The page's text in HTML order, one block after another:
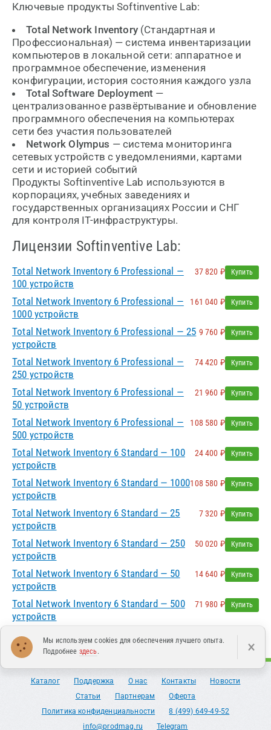
Ключевые продукты Softinventive Lab:
Total Network Inventory(Стандартная и
Профессиональная) — система инвентаризации
компьютеров в локальной сети: аппаратное и
программное обеспечение, изменения
конфигурации, история состояния каждого узла
Total Software Deployment —
централизованное развёртывание и обновление
программного обеспечения на компьютерах
сети без участия пользователей
Network Olympus — система мониторинга
сетевых устройств с уведомлениями, картами
сети и историей событий
Продукты Softinventive Lab используются в
корпорациях, учебных заведениях и
государственных организациях России и СНГ
для контроля IT-инфраструктуры.
Лицензии Softinventive Lab:
Total Network Inventory 6 Professional —
100 устройств
37 820 ₽ Купить
Total Network Inventory 6 Professional —
1000 устройств
161 040 ₽ Купить
Total Network Inventory 6 Professional — 25
устройств
9 760 ₽ Купить
Total Network Inventory 6 Professional —
250 устройств
74 420 ₽ Купить
Total Network Inventory 6 Professional —
50 устройств
21 960 ₽ Купить
Total Network Inventory 6 Professional —
500 устройств
108 580 ₽ Купить
Total Network Inventory 6 Standard — 100
устройств
24 400 ₽ Купить
Total Network Inventory 6 Standard — 1000
устройств
108 580 ₽ Купить
Total Network Inventory 6 Standard — 25
устройств
7 320 ₽ Купить
Total Network Inventory 6 Standard — 250
устройств
50 020 ₽ Купить
Total Network Inventory 6 Standard — 50
устройств
14 640 ₽ Купить
Total Network Inventory 6 Standard — 500
устройств
71 980 ₽ Купить
Каталог Поддержка О нас Контакты
Новости
Статьи
Партнерам
Оферта
Политика конфиденциальности
8 (499) 649-49-52
info@prodmag.ru
Telegram
Мы используем cookies для обеспечения лучшего опыта.
Подробнее здесь. ×